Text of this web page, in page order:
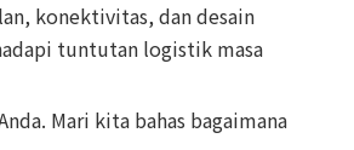
konektivitas, dan desain
tuntutan logistik masa
Mari kita bahas bagaimana